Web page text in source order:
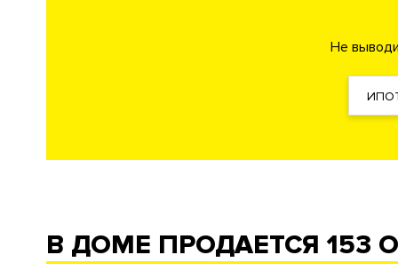
Chef’s kitchen
Безопасность
Не
В ДОМЕ ПРОДАЕТСЯ 153